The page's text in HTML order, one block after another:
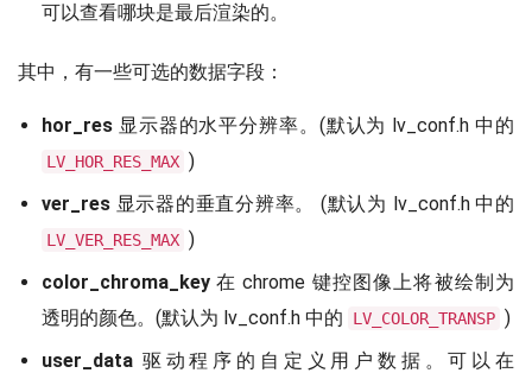
可以查看哪块是最后渲染的。
其中，有一些可选的数据字段：
hor_res 显示器的水平分辨率。(默认为 lv_conf.h 中的
LV_HOR_RES_MAX )
ver_res 显示器的垂直分辨率。 (默认为 lv_conf.h 中的
LV_VER_RES_MAX )
color_chroma_key 在 chrome 键控图像上将被绘制为
透明的颜色。(默认为 lv_conf.h 中的
LV_COLOR_TRANSP )
user_data 驱动程序的自定义用户数据。可以在